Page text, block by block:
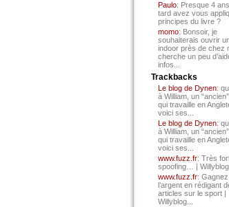
Paulo: Presque 4
tard avez vous
principes du livre ?
momo: Bonsoir, je
souhaiterais ouvrir
indoor près de chez
cherche un peu
infos...
Trackbacks
Le blog de Dynen:
à William, un
qui travaille en
voici ses...
Le blog de Dynen:
à William, un
qui travaille en
voici ses...
www.fuzz.fr: Très
spoofing… |
www.fuzz.fr:
l’argent en rédigant
articles sur le sport |
Willyblog...